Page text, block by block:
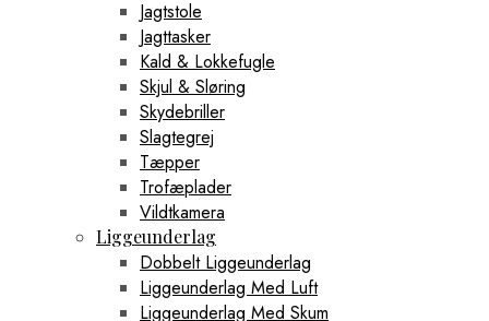
Jagtstole
Jagttasker
Kald & Lokkefugle
Skjul & Sløring
Skydebriller
Slagtegrej
Tæpper
Trofæplader
Vildtkamera
Liggeunderlag
Dobbelt Liggeunderlag
Liggeunderlag Med Luft
Liggeunderlag Med Skum